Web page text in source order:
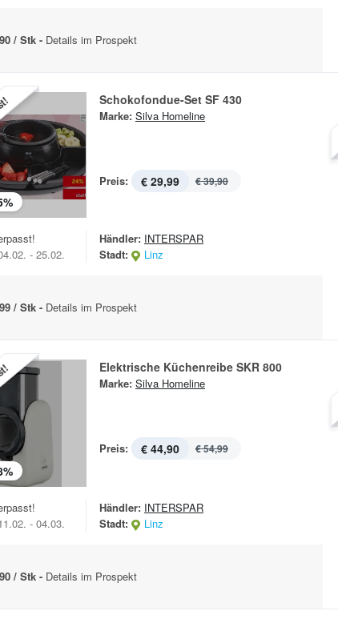
/ Stk - Details im Prospekt
%
Schokofondue-Set SF 430
Marke: Silva Homeline
Preis: € 29,99 € 39,90
- 25.02.
Händler: INTERSPAR
Stadt:
Linz
/ Stk - Details im Prospekt
%
Elektrische Küchenreibe SKR 800
Marke: Silva Homeline
Preis: € 44,90 € 54,99
- 04.03.
Händler: INTERSPAR
Stadt:
Linz
/ Stk - Details im Prospekt